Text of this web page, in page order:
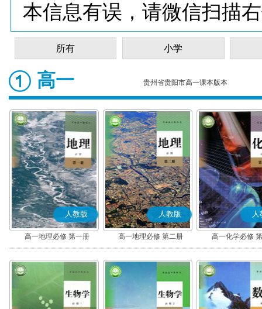
本信息有误，请微信扫描
所有 小学
高一 贵州省贵阳市高一课本版本
人教版
高一地理必修 第一册
人教版
高一地理必修 第二册
人
高一化学必修